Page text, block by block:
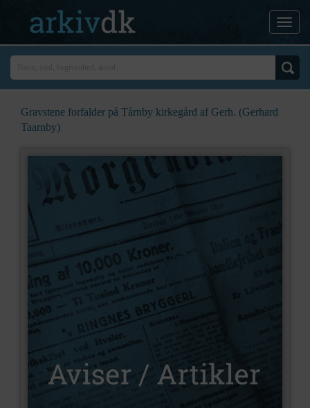
Gravstene forfalder på Tårnby kirkegård af Gerh. (Gerhard
Taarnby)